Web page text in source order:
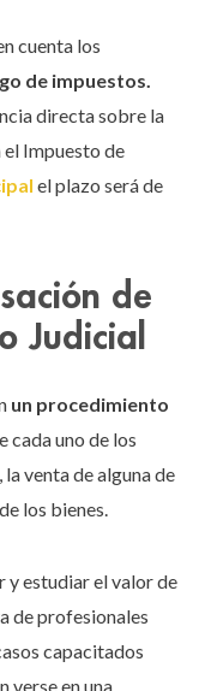
cuenta los
de impuestos.
directa sobre la
el Impuesto de
el plazo será de
de
Judicial
un procedimiento
cada uno de los
venta de alguna de
los bienes.
y estudiar el valor de
de profesionales
capacitados
verse en una